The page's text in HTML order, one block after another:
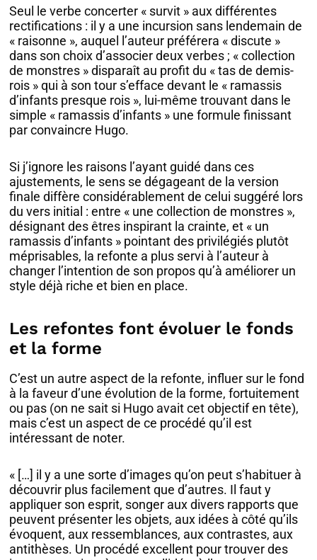
Seul le verbe concerter « survit » aux différentes
rectifications : il y a une incursion sans lendemain de
« raisonne », auquel l’auteur préférera « discute »
dans son choix d’associer deux verbes ; « collection
de monstres » disparaît au profit du « tas de demis-
rois » qui à son tour s’efface devant le « ramassis
d’infants presque rois », lui-même trouvant dans le
simple « ramassis d’infants » une formule finissant
par convaincre Hugo.
Si j’ignore les raisons l’ayant guidé dans ces
ajustements, le sens se dégageant de la version
finale diffère considérablement de celui suggéré lors
du vers initial : entre « une collection de monstres »,
désignant des êtres inspirant la crainte, et « un
ramassis d’infants » pointant des privilégiés plutôt
méprisables, la refonte a plus servi à l’auteur à
changer l’intention de son propos qu’à améliorer un
style déjà riche et bien en place.
Les refontes font évoluer le fonds
et la forme
C’est un autre aspect de la refonte, influer sur le fond
à la faveur d’une évolution de la forme, fortuitement
ou pas (on ne sait si Hugo avait cet objectif en tête),
mais c’est un aspect de ce procédé qu’il est
intéressant de noter.
« […] il y a une sorte d’images qu’on peut s’habituer à
découvrir plus facilement que d’autres. Il faut y
appliquer son esprit, songer aux divers rapports que
peuvent présenter les objets, aux idées à côté qu’ils
évoquent, aux ressemblances, aux contrastes, aux
antithèses. Un procédé excellent pour trouver des